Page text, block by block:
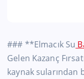
### **Elmacık Su
Gelen Kazanç
kaynak sularından